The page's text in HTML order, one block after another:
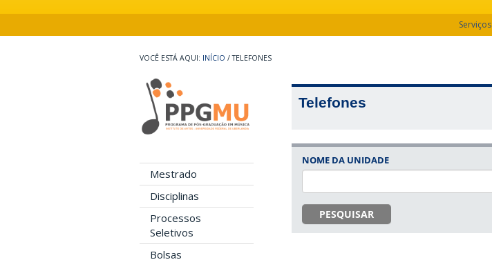
Serviços
INÍCIO / TELEFONES
Mestrado
Disciplinas
Processos
Seletivos
Bolsas
Telefones
NOME DA UNIDADE
PESQUISAR